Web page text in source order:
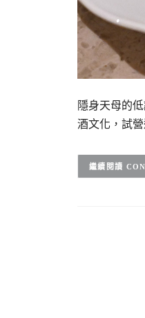
隱身天母的
酒文化，試